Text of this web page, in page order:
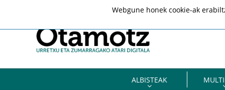
ALBISTEAK
Webgune honek cookie-ak